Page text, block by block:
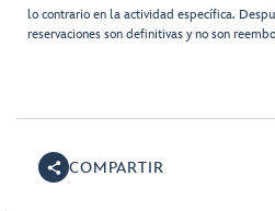
lo contrario en la actividad específica.
reservaciones son definitivas y no son
COMPARTIR